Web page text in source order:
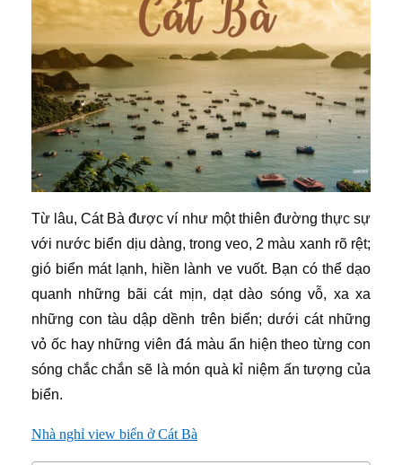
Từ lâu, Cát Bà được ví như một thiên đường thực sự
với nước biển dịu dàng, trong veo, 2 màu xanh rõ rệt;
gió biển mát lạnh, hiền lành ve vuốt. Bạn có thể dạo
quanh những bãi cát mịn, dạt dào sóng vỗ, xa xa
những con tàu dập dềnh trên biển; dưới cát những
vỏ ốc hay những viên đá màu ẩn hiện theo từng con
sóng chắc chắn sẽ là món quà kỉ niệm ấn tượng của
biển.
Nhà nghỉ view biển ở Cát Bà